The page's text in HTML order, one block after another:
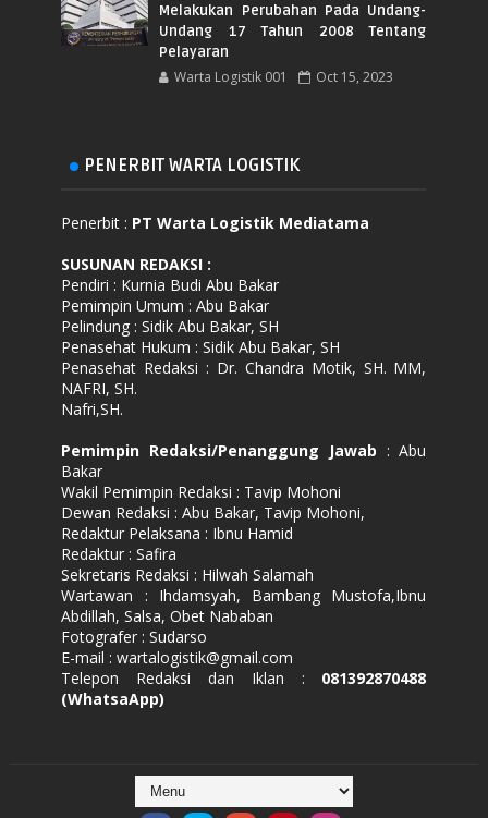
Melakukan Perubahan Pada Undang-
Undang 17 Tahun 2008 Tentang
Pelayaran
Warta Logistik 001 Oct 15, 2023
PENERBIT WARTA LOGISTIK
Penerbit : PT Warta Logistik Mediatama
SUSUNAN REDAKSI :
Pendiri : Kurnia Budi Abu Bakar
Pemimpin Umum : Abu Bakar
Pelindung : Sidik Abu Bakar, SH
Penasehat Hukum : Sidik Abu Bakar, SH
Penasehat Redaksi : Dr. Chandra Motik, SH. MM,
NAFRI, SH.
Nafri,SH.
Pemimpin Redaksi/Penanggung Jawab : Abu
Bakar
Wakil Pemimpin Redaksi : Tavip Mohoni
Dewan Redaksi : Abu Bakar, Tavip Mohoni,
Redaktur Pelaksana : Ibnu Hamid
Redaktur : Safira
Sekretaris Redaksi : Hilwah Salamah
Wartawan : Ihdamsyah, Bambang Mustofa,Ibnu
Abdillah, Salsa, Obet Nababan
Fotografer : Sudarso
E-mail : wartalogistik@gmail.com
Telepon Redaksi dan Iklan : 081392870488
(WhatsaApp)